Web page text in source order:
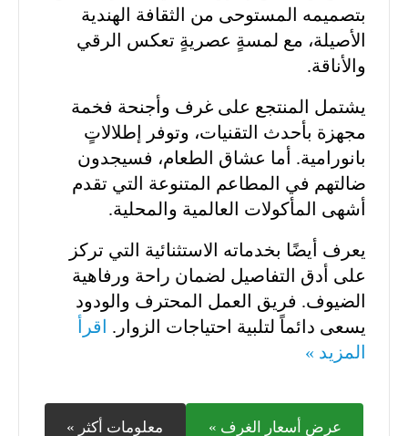
بتصميمه المستوحى من الثقافة الهندية
الأصيلة، مع لمسةٍ عصريةٍ تعكس الرقي
والأناقة.
يشتمل المنتجع على غرف وأجنحة فخمة
مجهزة بأحدث التقنيات، وتوفر إطلالاتٍ
بانورامية. أما عشاق الطعام، فسيجدون
ضالتهم في المطاعم المتنوعة التي تقدم
أشهى المأكولات العالمية والمحلية.
يعرف أيضًا بخدماته الاستثنائية التي تركز
على أدق التفاصيل لضمان راحة ورفاهية
الضيوف. فريق العمل المحترف والودود
يسعى دائماً لتلبية احتياجات الزوار. اقرأ
المزيد »
عرض أسعار الغرف » معلومات أكثر »